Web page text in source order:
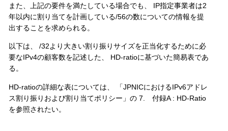
また、上記の要件を満たしている場合でも、 IP指定事業者は2
年以内に割り当てを計画している/56の数についての情報を提
出することを求められる。
以下は、 /32より大きい割り振りサイズを正当化するために必
要なIPv4の顧客数を記述した、 HD-ratioに基づいた簡易表であ
る。
HD-ratioの詳細な表については、 「JPNICにおけるIPv6アドレ
ス割り振りおよび割り当てポリシー」の 7. 付録A : HD-Ratio
を参照されたい。